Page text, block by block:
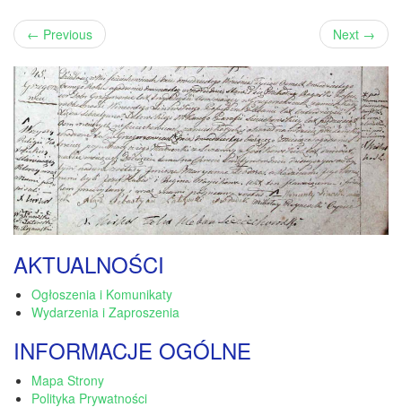
← Previous Next →
AKTUALNOŚCI
Ogłoszenia i Komunikaty
Wydarzenia i Zaproszenia
INFORMACJE OGÓLNE
Mapa Strony
Polityka Prywatności